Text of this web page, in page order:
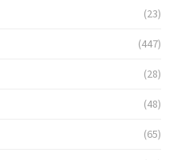
(23)
(447)
(28)
(48)
(65)